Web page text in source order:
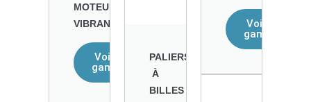
MOTEURS
VIBRANTS
Voir la
gamme
PALIERS
À
BILLES
Voir la
gamme